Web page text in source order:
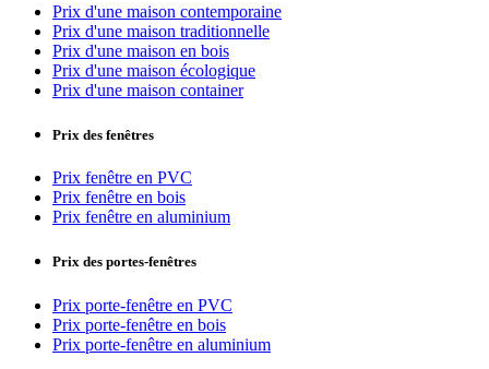
Prix d'une maison contemporaine
Prix d'une maison traditionnelle
Prix d'une maison en bois
Prix d'une maison écologique
Prix d'une maison container
Prix des fenêtres
Prix fenêtre en PVC
Prix fenêtre en bois
Prix fenêtre en aluminium
Prix des portes-fenêtres
Prix porte-fenêtre en PVC
Prix porte-fenêtre en bois
Prix porte-fenêtre en aluminium